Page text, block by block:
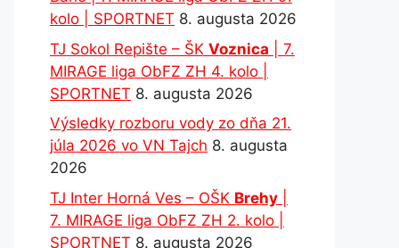
kolo | SPORTNET 8. augusta 2026
TJ Sokol Repište – ŠK Voznica | 7.
MIRAGE liga ObFZ ZH 4. kolo |
SPORTNET 8. augusta 2026
Výsledky rozboru vody zo dňa 21.
júla 2026 vo VN Tajch 8. augusta
2026
TJ Inter Horná Ves – OŠK Brehy
7. MIRAGE liga ObFZ ZH 2. kolo |
SPORTNET 8. augusta 2026